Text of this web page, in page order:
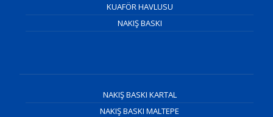
KUAFÖR HAVLUSU
NAKIŞ BASKI
NAKIŞ BASKI KARTAL
NAKIŞ BASKI MALTEPE